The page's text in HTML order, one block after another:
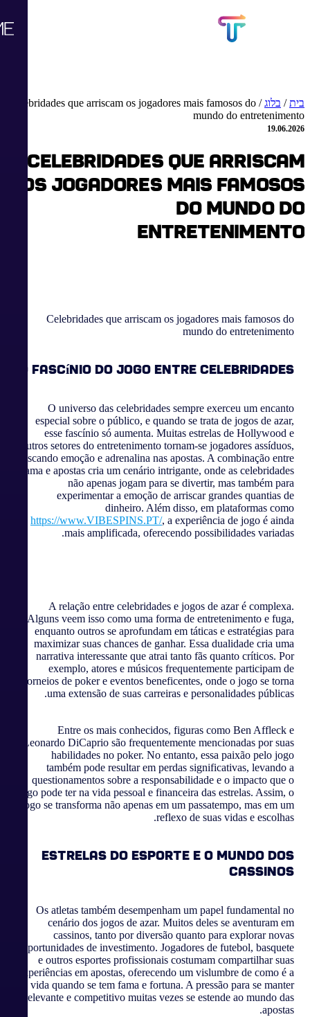
בית/ בלוג/
Celebridades que arriscam os jogadores mais famosos do
mundo do entretenimento
19.06.2026
Celebridades que arriscam
os jogadores mais famosos
do mundo do
entretenimento
Celebridades que arriscam os jogadores mais famosos do
mundo do entretenimento
O Fascínio do Jogo entre Celebridades
O universo das celebridades sempre exerceu um encanto
especial sobre o público, e quando se trata de jogos de azar,
esse fascínio só aumenta. Muitas estrelas de Hollywood e
outros setores do entretenimento tornam-se jogadores assíduos,
buscando emoção e adrenalina nas apostas. A combinação entre
fama e apostas cria um cenário intrigante, onde as celebridades
não apenas jogam para se divertir, mas também para
experimentar a emoção de arriscar grandes quantias de
dinheiro. Além disso, em plataformas como
https://www.VIBESPINS.PT/, a experiência de jogo é ainda
mais amplificada, oferecendo possibilidades variadas.
A relação entre celebridades e jogos de azar é complexa.
Alguns veem isso como uma forma de entretenimento e fuga,
enquanto outros se aprofundam em táticas e estratégias para
maximizar suas chances de ganhar. Essa dualidade cria uma
narrativa interessante que atrai tanto fãs quanto críticos. Por
exemplo, atores e músicos frequentemente participam de
torneios de poker e eventos beneficentes, onde o jogo se torna
uma extensão de suas carreiras e personalidades públicas.
Entre os mais conhecidos, figuras como Ben Affleck e
Leonardo DiCaprio são frequentemente mencionadas por suas
habilidades no poker. No entanto, essa paixão pelo jogo
também pode resultar em perdas significativas, levando a
questionamentos sobre a responsabilidade e o impacto que o
jogo pode ter na vida pessoal e financeira das estrelas. Assim, o
jogo se transforma não apenas em um passatempo, mas em um
reflexo de suas vidas e escolhas.
Estrelas do Esporte e o Mundo dos
Cassinos
Os atletas também desempenham um papel fundamental no
cenário dos jogos de azar. Muitos deles se aventuram em
cassinos, tanto por diversão quanto para explorar novas
oportunidades de investimento. Jogadores de futebol, basquete
e outros esportes profissionais costumam compartilhar suas
experiências em apostas, oferecendo um vislumbre de como é a
vida quando se tem fama e fortuna. A pressão para se manter
relevante e competitivo muitas vezes se estende ao mundo das
apostas.